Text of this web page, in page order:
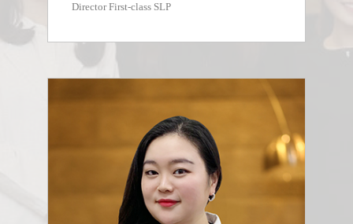
Director First-class SLP